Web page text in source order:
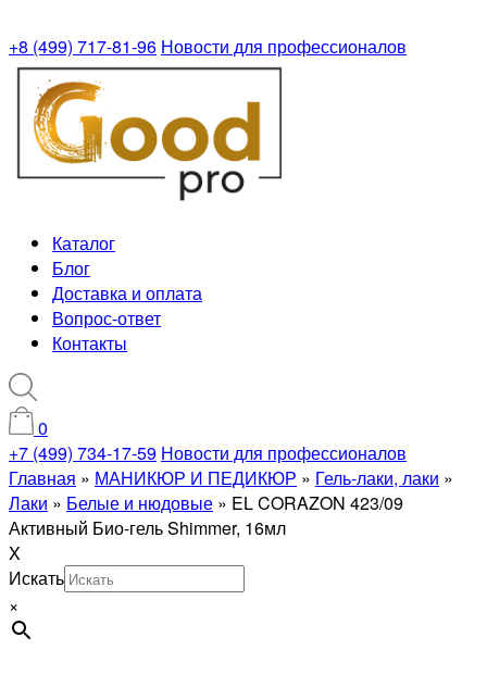
+8 (499) 717-81-96 Новости для профессионалов
Каталог
Блог
Доставка и оплата
Вопрос-ответ
Контакты
0
+7 (499) 734-17-59 Новости для профессионалов
Главная » МАНИКЮР И ПЕДИКЮР » Гель-лаки, лаки »
Лаки » Белые и нюдовые » EL CORAZON 423/09
Активный Био-гель Shimmer, 16мл
X
Искать
×